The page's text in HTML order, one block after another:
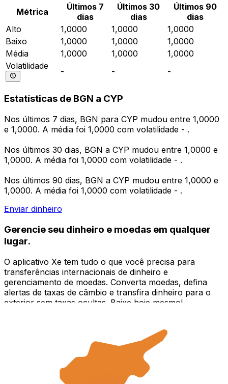
Métrica
Últimos 7
dias
Últimos 30
dias
Últimos 90
dias
Alto
1,0000 1,0000
1,0000
Baixo
1,0000 1,0000
1,0000
Média
1,0000 1,0000
1,0000
Volatilidade
- - -
Estatísticas de BGN a CYP
Nos últimos 7 dias, BGN para CYP mudou entre 1,0000
e 1,0000. A média foi 1,0000 com volatilidade - .
Nos últimos 30 dias, BGN a CYP mudou entre 1,0000 e
1,0000. A média foi 1,0000 com volatilidade - .
Nos últimos 90 dias, BGN a CYP mudou entre 1,0000 e
1,0000. A média foi 1,0000 com volatilidade - .
Enviar dinheiro
Gerencie seu dinheiro e moedas em qualquer
lugar.
O aplicativo Xe tem tudo o que você precisa para
transferências internacionais de dinheiro e
gerenciamento de moedas. Converta moedas, defina
alertas de taxas de câmbio e transfira dinheiro para o
exterior sem taxas ocultas. Baixe hoje mesmo!